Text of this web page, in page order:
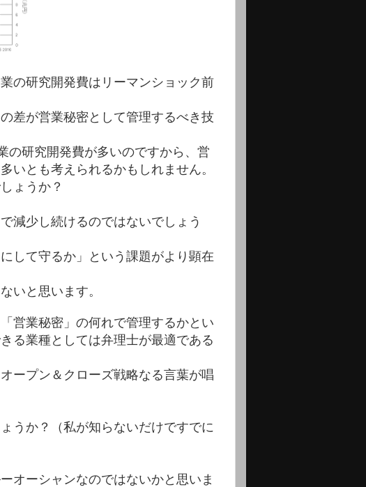
の研究開発費はリーマンショック前
差が営業秘密として管理するべき技
の研究開発費が多いのですから、営
いとも考えられるかもしれません。
ょうか？
減少し続けるのではないでしょう
して守るか」という課題がより顕在
いと思います。
営業秘密」の何れで管理するかとい
る業種としては弁理士が最適である
ープン＆クローズ戦略なる言葉が唱
うか？（私が知らないだけですでに
オーシャンなのではないかと思いま